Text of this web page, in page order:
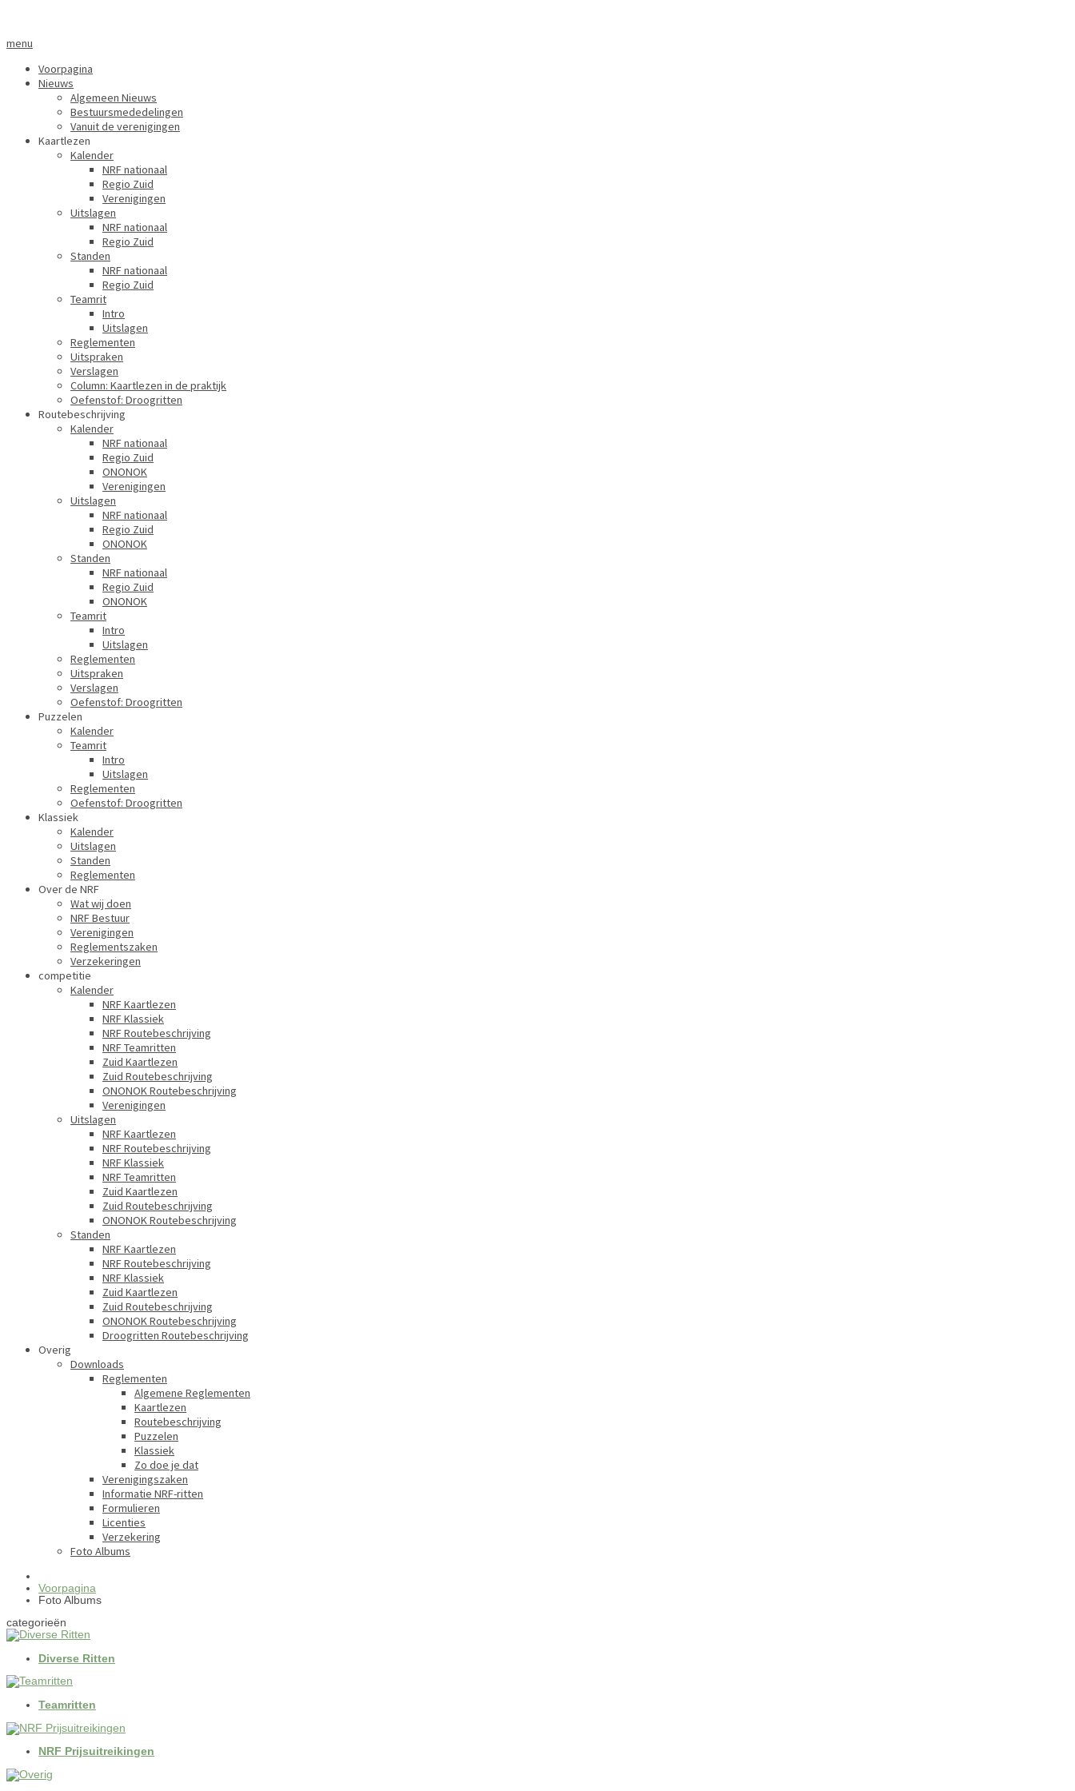
menu
Voorpagina
Nieuws
Algemeen Nieuws
Bestuursmededelingen
Vanuit de verenigingen
Kaartlezen
Kalender
NRF nationaal
Regio Zuid
Verenigingen
Uitslagen
NRF nationaal
Regio Zuid
Standen
NRF nationaal
Regio Zuid
Teamrit
Intro
Uitslagen
Reglementen
Uitspraken
Verslagen
Column: Kaartlezen in de praktijk
Oefenstof: Droogritten
Routebeschrijving
Kalender
NRF nationaal
Regio Zuid
ONONOK
Verenigingen
Uitslagen
NRF nationaal
Regio Zuid
ONONOK
Standen
NRF nationaal
Regio Zuid
ONONOK
Teamrit
Intro
Uitslagen
Reglementen
Uitspraken
Verslagen
Oefenstof: Droogritten
Puzzelen
Kalender
Teamrit
Intro
Uitslagen
Reglementen
Oefenstof: Droogritten
Klassiek
Kalender
Uitslagen
Standen
Reglementen
Over de NRF
Wat wij doen
NRF Bestuur
Verenigingen
Reglementszaken
Verzekeringen
competitie
Kalender
NRF Kaartlezen
NRF Klassiek
NRF Routebeschrijving
NRF Teamritten
Zuid Kaartlezen
Zuid Routebeschrijving
ONONOK Routebeschrijving
Verenigingen
Uitslagen
NRF Kaartlezen
NRF Routebeschrijving
NRF Klassiek
NRF Teamritten
Zuid Kaartlezen
Zuid Routebeschrijving
ONONOK Routebeschrijving
Standen
NRF Kaartlezen
NRF Routebeschrijving
NRF Klassiek
Zuid Kaartlezen
Zuid Routebeschrijving
ONONOK Routebeschrijving
Droogritten Routebeschrijving
Overig
Downloads
Reglementen
Algemene Reglementen
Kaartlezen
Routebeschrijving
Puzzelen
Klassiek
Zo doe je dat
Verenigingszaken
Informatie NRF-ritten
Formulieren
Licenties
Verzekering
Foto Albums
Voorpagina
Foto Albums
categorieën
Diverse Ritten
Teamritten
NRF Prijsuitreikingen